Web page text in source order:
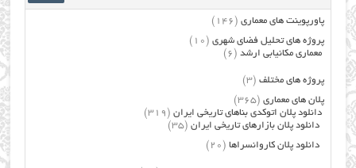
پاورپوینت های معماری (146)
پروژه های تحلیل فضای شهری (10)
معماری مکانیابی ارشد (6)
پروژه های مختلف (3)
پلان های معماری (365)
دانلود پلان اتوکدی بناهای تاریخی ایران (319)
دانلود پلان بازارهای تاریخی ایران (35)
دانلود پلان کاروانسراها (20)